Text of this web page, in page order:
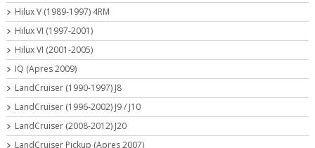
Hilux V (1989-1997) 4RM
Hilux VI (1997-2001)
Hilux VI (2001-2005)
IQ (Apres 2009)
LandCruiser (1990-1997) J8
LandCruiser (1996-2002) J9 / J10
LandCruiser (2008-2012) J20
LandCruiser Pickup (Apres 2007)